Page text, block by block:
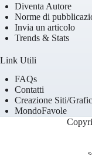
Diventa Autore
Norme di
Invia un articolo
Trends & Stats
Link Utili
FAQs
Contatti
Creazione Siti/
MondoFavole